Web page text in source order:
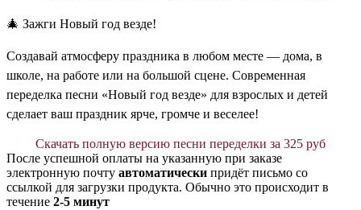
🎄 Зажги Новый год везде!
Создавай атмосферу праздника в любом месте — дома, в
школе, на работе или на большой сцене. Современная
переделка песни «Новый год везде» для взрослых и детей
сделает ваш праздник ярче, громче и веселее!
Скачать полную версию песни переделки за 325 руб
После успешной оплаты на указанную при заказе
электронную почту автоматически придёт письмо со
ссылкой для загрузки продукта. Обычно это происходит в
течение 2-5 минут